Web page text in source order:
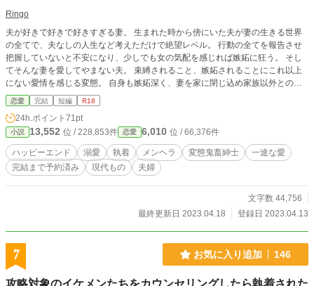
Ringo
夫が好きで好きで好きすぎる妻。 生まれた時から傍にいた夫が妻の生きる世界
の全てで、夫なしの人生など考えただけで絶望レベル。 行動の全てを報告させ
把握していないと不安になり、少しでも女の気配を感じれば嫉妬に狂う。 そし
てそんな妻を愛してやまない夫。 束縛されること、嫉妬されることにこれ以上
にない愛情を感じる変態。 自身も嫉妬深く、妻を家に閉じ込め家族以外との接
触や交流を遮断。 時に激しい妄想に駆られて俺様キャラが降臨し、妻を言葉と
行為で追い込む鬼畜でもある。 そんなメンヘラ妻と変態鬼畜紳士夫が織り成す
日常をご覧あれ。 ୨୧┈┈┈┈┈┈┈┈┈┈┈┈୨୧ ※現代もの ※R18内容濃いめ
(作者調べ) ※ガッツリ行為エピソード多め ※上記が苦手な方はご遠慮ください
完結まで執筆済み
恋愛 完結 短編 R18
24h.ポイント 71pt
小説 13,552 位 / 228,853件 恋愛 6,010 位 / 66,376件
ハッピーエンド 溺愛 執着 メンヘラ 変態鬼畜紳士
一途な愛
完結まで予約済み
現代もの 夫婦
文字数 44,756
最終更新日 2023.04.18
登録日 2023.04.13
7 お気に入り追加 146
攻略対象のイケメンたちをカウンセリングしたら執着された